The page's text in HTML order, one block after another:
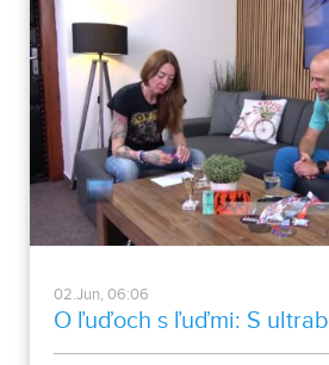
02.Jun, 06:06
O ľuďoch s ľuďmi: S